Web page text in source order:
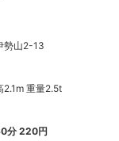
勢山2-13
2.1m 重量2.5t
分 220円